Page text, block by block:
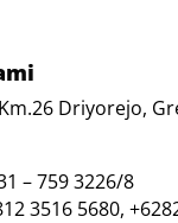
Driyorejo,
– 759 3226/8
5680,